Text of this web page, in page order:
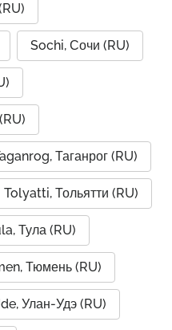
Sochi, Сочи (RU)
Таганрог (RU)
Tolyatti, Тольятти (RU)
Тула (RU)
Тюмень (RU)
Улан-Удэ (RU)